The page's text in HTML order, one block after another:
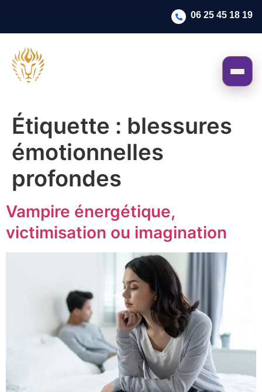
06 25 45 18 19
Étiquette : blessures
émotionnelles
profondes
Vampire énergétique,
victimisation ou imagination